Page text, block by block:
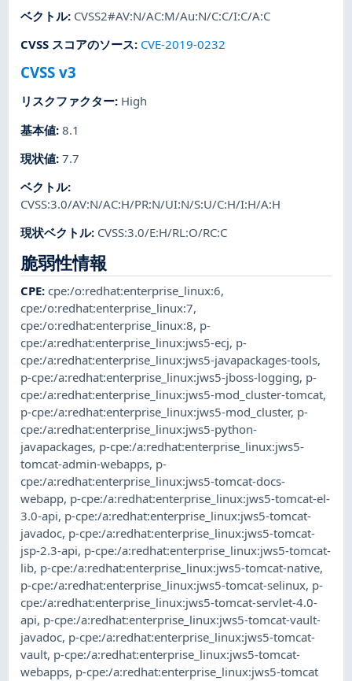
ベクトル: CVSS2#AV:N/AC:M/Au:N/C:C/I:C/A:C
CVSS スコアのソース: CVE-2019-0232
CVSS v3
リスクファクター: High
基本値:8.1
現状値:7.7
ベクトル:
CVSS:3.0/AV:N/AC:H/PR:N/UI:N/S:U/C:H/I:H/A:H
現状ベクトル: CVSS:3.0/E:H/RL:O/RC:C
脆弱性情報
CPE:cpe:/o:redhat:enterprise_linux:6,
cpe:/o:redhat:enterprise_linux:7,
cpe:/o:redhat:enterprise_linux:8, p-
cpe:/a:redhat:enterprise_linux:jws5-ecj, p-
cpe:/a:redhat:enterprise_linux:jws5-javapackages-tools,
p-cpe:/a:redhat:enterprise_linux:jws5-jboss-logging, p-
cpe:/a:redhat:enterprise_linux:jws5-mod_cluster-tomcat,
p-cpe:/a:redhat:enterprise_linux:jws5-mod_cluster, p-
cpe:/a:redhat:enterprise_linux:jws5-python-
javapackages, p-cpe:/a:redhat:enterprise_linux:jws5-
tomcat-admin-webapps, p-
cpe:/a:redhat:enterprise_linux:jws5-tomcat-docs-
webapp, p-cpe:/a:redhat:enterprise_linux:jws5-tomcat-el-
3.0-api, p-cpe:/a:redhat:enterprise_linux:jws5-tomcat-
javadoc, p-cpe:/a:redhat:enterprise_linux:jws5-tomcat-
jsp-2.3-api, p-cpe:/a:redhat:enterprise_linux:jws5-tomcat-
lib, p-cpe:/a:redhat:enterprise_linux:jws5-tomcat-native,
p-cpe:/a:redhat:enterprise_linux:jws5-tomcat-selinux, p-
cpe:/a:redhat:enterprise_linux:jws5-tomcat-servlet-4.0-
api, p-cpe:/a:redhat:enterprise_linux:jws5-tomcat-vault-
javadoc, p-cpe:/a:redhat:enterprise_linux:jws5-tomcat-
vault, p-cpe:/a:redhat:enterprise_linux:jws5-tomcat-
webapps, p-cpe:/a:redhat:enterprise_linux:jws5-tomcat